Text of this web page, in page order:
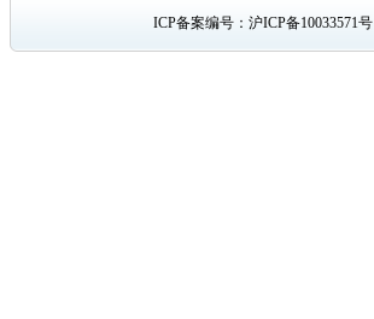
ICP备案编号：沪ICP备10033571号